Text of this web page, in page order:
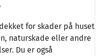
for skader på huset
naturskade eller andre
Du er også